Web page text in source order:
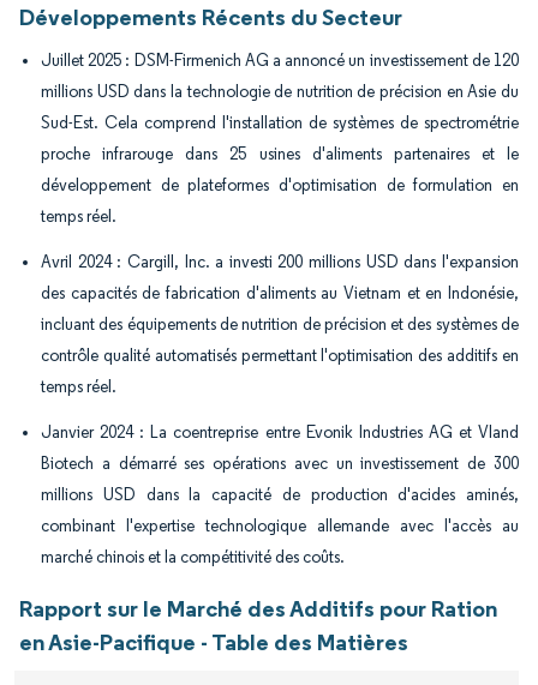
Développements Récents du Secteur
Juillet 2025 : DSM-Firmenich AG a annoncé un investissement de 120
millions USD dans la technologie de nutrition de précision en Asie du
Sud-Est. Cela comprend l'installation de systèmes de spectrométrie
proche infrarouge dans 25 usines d'aliments partenaires et le
développement de plateformes d'optimisation de formulation en
temps réel.
Avril 2024 : Cargill, Inc. a investi 200 millions USD dans l'expansion
des capacités de fabrication d'aliments au Vietnam et en Indonésie,
incluant des équipements de nutrition de précision et des systèmes de
contrôle qualité automatisés permettant l'optimisation des additifs en
temps réel.
Janvier 2024 : La coentreprise entre Evonik Industries AG et Vland
Biotech a démarré ses opérations avec un investissement de 300
millions USD dans la capacité de production d'acides aminés,
combinant l'expertise technologique allemande avec l'accès au
marché chinois et la compétitivité des coûts.
Rapport sur le Marché des Additifs pour Ration
en Asie-Pacifique - Table des Matières